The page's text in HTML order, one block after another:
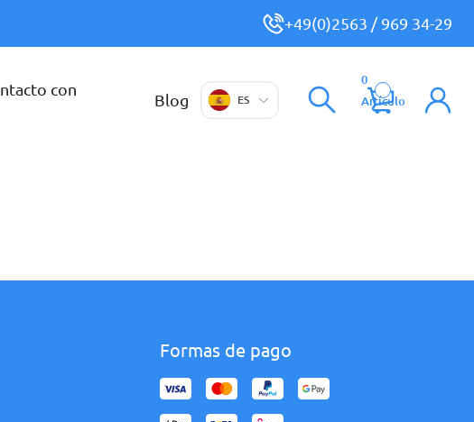
+49(0)2563 / 969 34-29
con
Blog ES
0
Artículo
Formas de pago